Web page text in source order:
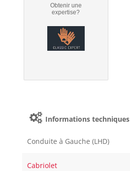
Obtenir une
expertise?
Informations techniques
Conduite à Gauche (LHD)
Cabriolet